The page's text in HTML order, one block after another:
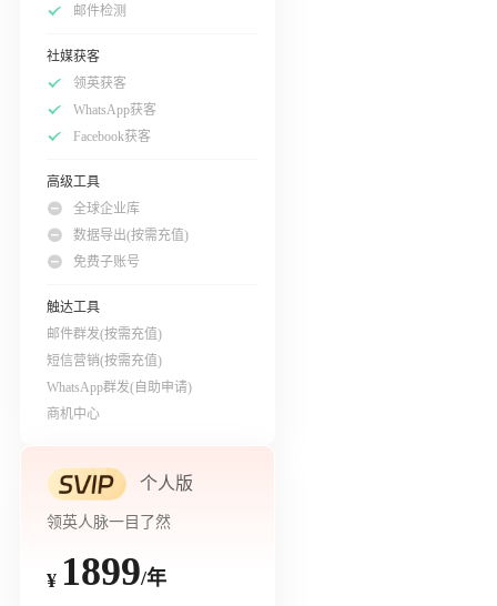
邮件检测
社媒获客
领英获客
WhatsApp获客
Facebook获客
高级工具
全球企业库
数据导出(按需充值)
免费子账号
触达工具
邮件群发(按需充值)
短信营销(按需充值)
WhatsApp群发(自助申请)
商机中心
个人版
领英人脉一目了然
¥ 1899/年